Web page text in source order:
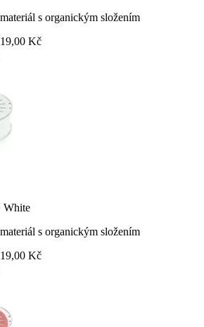
s organickým složením
Kč
White
s organickým složením
Kč